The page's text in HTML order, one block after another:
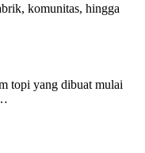
komunitas, hingga
topi yang dibuat mulai